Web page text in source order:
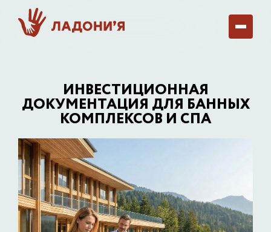
ИНВЕСТИЦИОННАЯ
ДОКУМЕНТАЦИЯ ДЛЯ БАННЫХ
КОМПЛЕКСОВ И СПА